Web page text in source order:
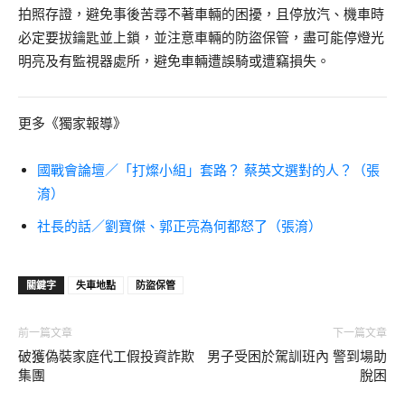
拍照存證，避免事後苦尋不著車輛的困擾，且停放汽、機車時
必定要拔鑰匙並上鎖，並注意車輛的防盜保管，盡可能停燈光
明亮及有監視器處所，避免車輛遭誤騎或遭竊損失。
更多《獨家報導》
國戰會論壇／「打燦小組」套路？ 蔡英文選對的人？（張
淯）
社長的話／劉寶傑、郭正亮為何都怒了（張淯）
關鍵字 失車地點 防盜保管
前一篇文章
破獲偽裝家庭代工假投資詐欺
集團
下一篇文章
男子受困於駕訓班內 警到場助
脫困